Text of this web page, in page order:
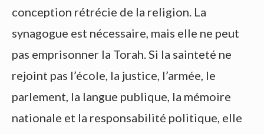
conception rétrécie de la religion. La
synagogue est nécessaire, mais elle ne peut
pas emprisonner la Torah. Si la sainteté ne
rejoint pas l’école, la justice, l’armée, le
parlement, la langue publique, la mémoire
nationale et la responsabilité politique, elle